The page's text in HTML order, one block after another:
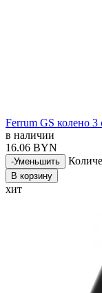
Ferrum GS колено
в наличии
16.06 BYN
-Уменьшить
В корзину
хит